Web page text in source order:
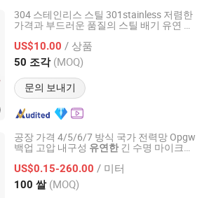
304 스테인리스 스틸 301stainless 저렴한
가격과 부드러운 품질의 스틸 배기 유연
US$10.00 / 상품
50 조각 (MOQ)
문의 보내기
Co., Ltd
이후 2026
공장 가격 4/5/6/7 방식 국가 전력망 Opgw
백업 고압 내구성 유연한긴 수명 마이크로
US$0.15-260.00 / 미터
100 쌀 (MOQ)
Co., Ltd
이후 2026